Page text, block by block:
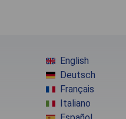
English
Deutsch
Français
Italiano